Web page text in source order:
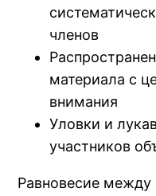
членов
материала с
внимания
Уловки и
участников
Равновесие